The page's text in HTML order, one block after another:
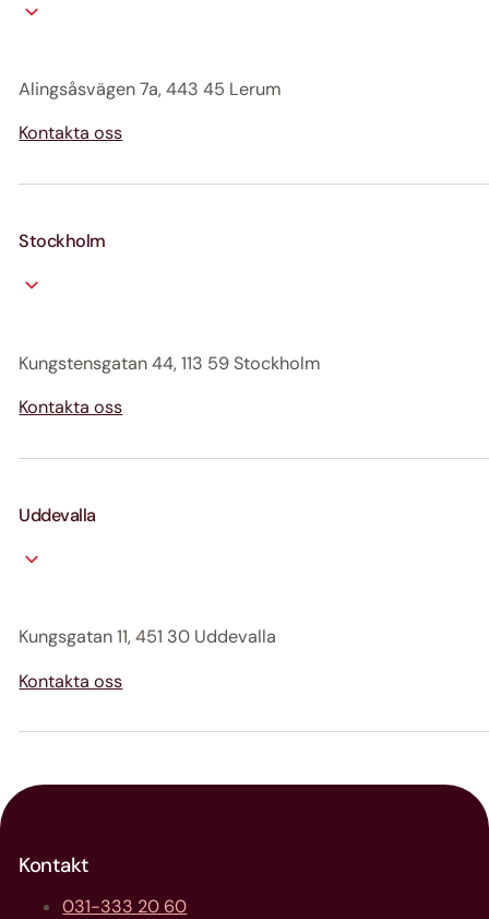
Alingsåsvägen 7a, 443 45 Lerum
Kontakta oss
Stockholm
Kungstensgatan 44, 113 59 Stockholm
Kontakta oss
Uddevalla
Kungsgatan 11, 451 30 Uddevalla
Kontakta oss
Kontakt
031-333 20 60